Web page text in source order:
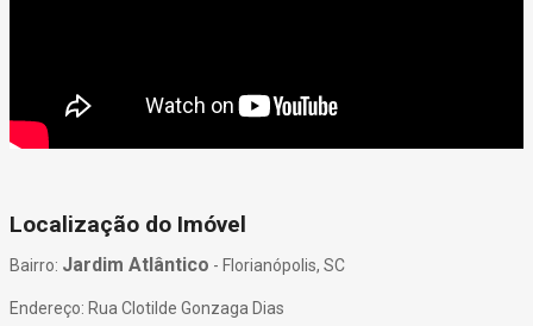
Localização do Imóvel
Bairro: Jardim Atlântico - Florianópolis, SC
Endereço: Rua Clotilde Gonzaga Dias